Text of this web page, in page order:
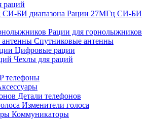
раций
Рации 27МГц СИ-БИ
Рации для горнолыжников
Спутниковые антенны
Цифровые рации
Чехлы для раций
телефоны
Детали телефонов
Изменители голоса
Коммуникаторы